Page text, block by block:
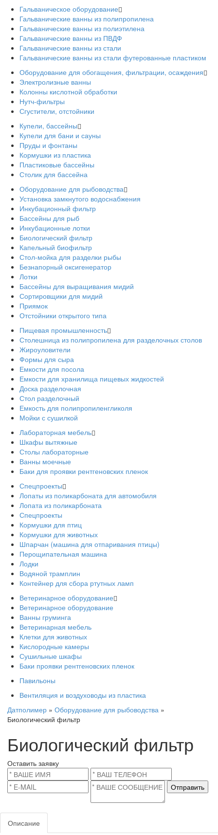
Гальваническое оборудование
Гальванические ванны из полипропилена
Гальванические ванны из полиэтилена
Гальванические ванны из ПВДФ
Гальванические ванны из стали
Гальванические ванны из стали футерованные пластиком
Оборудование для обогащения, фильтрации, осаждения
Электролизные ванны
Колонны кислотной обработки
Нутч-фильтры
Сгустители, отстойники
Купели, бассейны
Купели для бани и сауны
Пруды и фонтаны
Кормушки из пластика
Пластиковые бассейны
Столик для бассейна
Оборудование для рыбоводства
Установка замкнутого водоснабжения
Инкубационный фильтр
Бассейны для рыб
Инкубационные лотки
Биологический фильтр
Капельный биофильтр
Стол-мойка для разделки рыбы
Безнапорный оксигенератор
Лотки
Бассейны для выращивания мидий
Сортировщики для мидий
Приямок
Отстойники открытого типа
Пищевая промышленность
Столешница из полипропилена для разделочных столов
Жироуловители
Формы для сыра
Емкости для посола
Емкости для хранилища пищевых жидкостей
Доска разделочная
Стол разделочный
Емкость для полипропиленгликоля
Мойки с сушилкой
Лабораторная мебель
Шкафы вытяжные
Столы лабораторные
Ванны моечные
Баки для проявки рентгеновских пленок
Спецпроекты
Лопаты из поликарбоната для автомобиля
Лопата из поликарбоната
Спецпроекты
Кормушки для птиц
Кормушки для животных
Шпарчан (машина для отпаривания птицы)
Перощипательная машина
Лодки
Водяной трамплин
Контейнер для сбора ртутных ламп
Ветеринарное оборудование
Ветеринарное оборудование
Ванны груминга
Ветеринарная мебель
Клетки для животных
Кислородные камеры
Сушильные шкафы
Баки проявки рентгеновских пленок
Павильоны
Вентиляция и воздуховоды из пластика
Датполимер » Оборудование для рыбоводства »
Биологический фильтр
Биологический фильтр
Оставить заявку
Отправить
Описание